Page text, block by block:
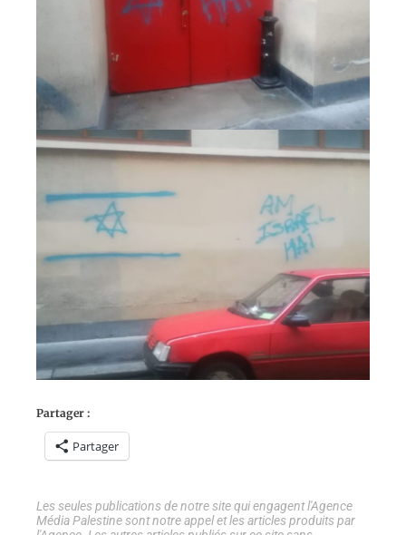
Partager :
Partager
Les seules publications de notre site qui engagent l'Agence
Média Palestine sont notre appel et les articles produits par